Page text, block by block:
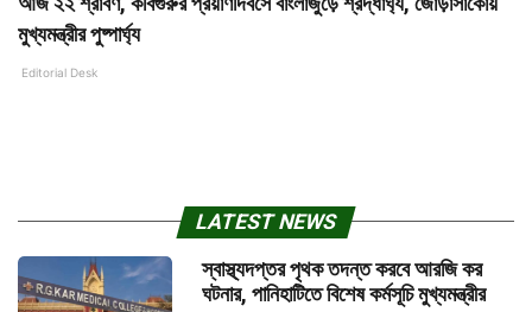
মুখ্যমন্ত্রীর পুষ্পার্ঘ্য
Editorial Desk
LATEST NEWS
স্বাস্থ্যদপ্তর পৃথক তদন্ত করবে আরজি কর
ঘটনার, পানিহাটিতে বিশেষ কর্মসূচি মুখ্যমন্ত্রীর